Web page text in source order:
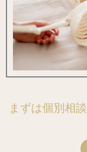
まずは個別相